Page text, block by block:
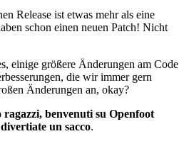
Release ist etwas mehr als eine
schon einen neuen Patch! Nicht
einige größere Änderungen am Code
die wir immer gern
Änderungen an, okay?
ragazzi, benvenuti su Openfoot
un sacco.